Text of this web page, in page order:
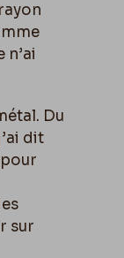
n’ai
Du
dit
pour
sur